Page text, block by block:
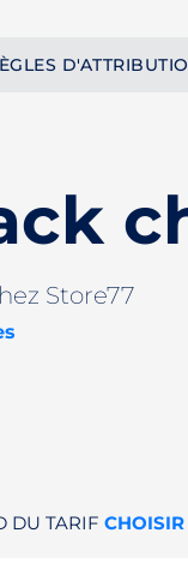
Store77
DU TARIF CHOISIR